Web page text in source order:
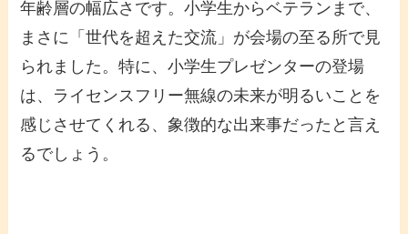
年齢層の幅広さです。小学生からベテランまで、
まさに「世代を超えた交流」が会場の至る所で見
られました。特に、小学生プレゼンターの登場
は、ライセンスフリー無線の未来が明るいことを
感じさせてくれる、象徴的な出来事だったと言え
るでしょう。